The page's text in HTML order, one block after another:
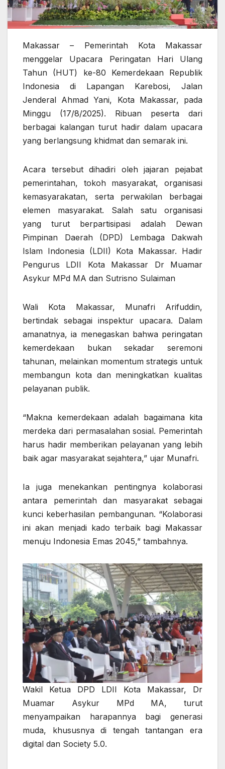
Makassar– Pemerintah Kota Makassar
menggelar Upacara Peringatan Hari Ulang
Tahun (HUT) ke-80 Kemerdekaan Republik
Indonesia di Lapangan Karebosi, Jalan
Jenderal Ahmad Yani, Kota Makassar, pada
Minggu (17/8/2025). Ribuan peserta dari
berbagai kalangan turut hadir dalam upacara
yang berlangsung khidmat dan semarak ini.
Acara tersebut dihadiri oleh jajaran pejabat
pemerintahan, tokoh masyarakat, organisasi
kemasyarakatan, serta perwakilan berbagai
elemen masyarakat. Salah satu organisasi
yang turut berpartisipasi adalah Dewan
Pimpinan Daerah (DPD) Lembaga Dakwah
Islam Indonesia (LDII) Kota Makassar. Hadir
Pengurus LDII Kota Makassar Dr Muamar
Asykur MPd MA dan Sutrisno Sulaiman
Wali Kota Makassar, Munafri Arifuddin,
bertindak sebagai inspektur upacara. Dalam
amanatnya, ia menegaskan bahwa peringatan
kemerdekaan bukan sekadar seremoni
tahunan, melainkan momentum strategis untuk
membangun kota dan meningkatkan kualitas
pelayanan publik.
“Makna kemerdekaan adalah bagaimana kita
merdeka dari permasalahan sosial. Pemerintah
harus hadir memberikan pelayanan yang lebih
baik agar masyarakat sejahtera,” ujar Munafri.
Ia juga menekankan pentingnya kolaborasi
antara pemerintah dan masyarakat sebagai
kunci keberhasilan pembangunan. “Kolaborasi
ini akan menjadi kado terbaik bagi Makassar
menuju Indonesia Emas 2045,” tambahnya.
Wakil Ketua DPD LDII Kota Makassar, Dr
Muamar Asykur MPd MA, turut
menyampaikan harapannya bagi generasi
muda, khususnya di tengah tantangan era
digital dan Society 5.0.